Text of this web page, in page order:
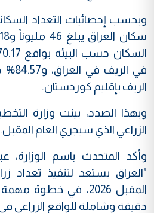
وبحسب إحصائيات التعداد
الريف بإقليم كوردستان.
وبهذا الصدد، بينت وزارة
الزراعي الذي سيجري العام المقبل.
وأكد المتحدث باسم الوزارة،
"العراق يستعد لتنفيذ تعداد
المقبل 2026، في
دقيقة وشاملة للواقع الزراعي في